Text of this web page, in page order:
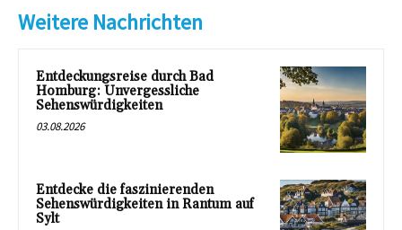
Weitere Nachrichten
Entdeckungsreise durch Bad
Homburg: Unvergessliche
Sehenswürdigkeiten
03.08.2026
Entdecke die faszinierenden
Sehenswürdigkeiten in Rantum auf
Sylt